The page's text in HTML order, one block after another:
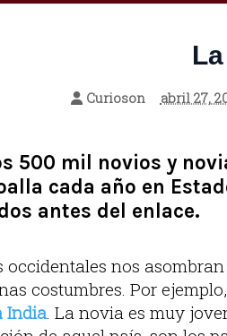
Curioson abril 27,
500 mil novios y
cada año en
antes del enlace.
occidentales nos
costumbres. Por
India. La novia es muy